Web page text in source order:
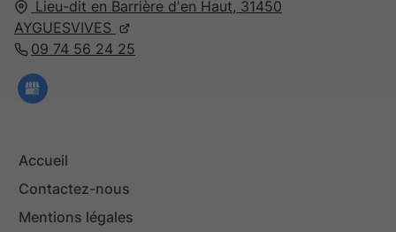
Lieu-dit en Barrière d'en Haut, 31450
AYGUESVIVES
09 74 56 24 25
Accueil
Contactez-nous
Mentions légales